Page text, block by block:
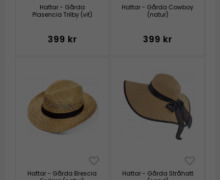
Hattar - Gårda
Plasencia Trilby (vit)
399 kr
Hattar - Gårda Cowboy
(natur)
399 kr
Hattar - Gårda Brescia
Hattar - Gårda Stråhatt